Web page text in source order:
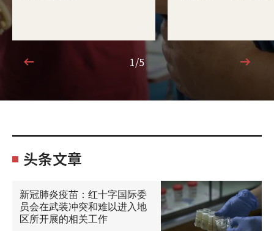
1/5
1/5
头条文章
新冠肺炎疫苗：红十字国际委
员会在武装冲突和难以进入地
区所开展的相关工作